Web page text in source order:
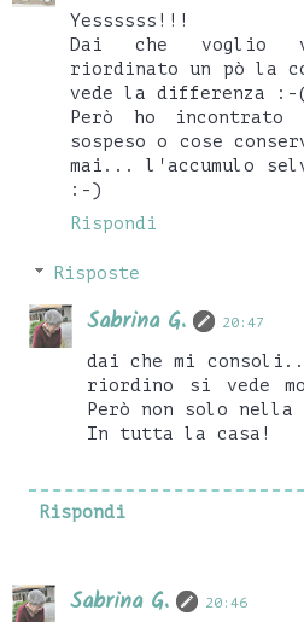
Yessssss!!!
Dai che voglio
riordinato un pò la
vede la differenza :-
Però ho
sospeso o cose
mai... l'accumulo
:-)
Rispondi
Risposte
Sabrina G. 20:47
dai che mi consoli..
riordino si vede
Però non solo nella
In tutta la casa!
Rispondi
Sabrina G. 20:46